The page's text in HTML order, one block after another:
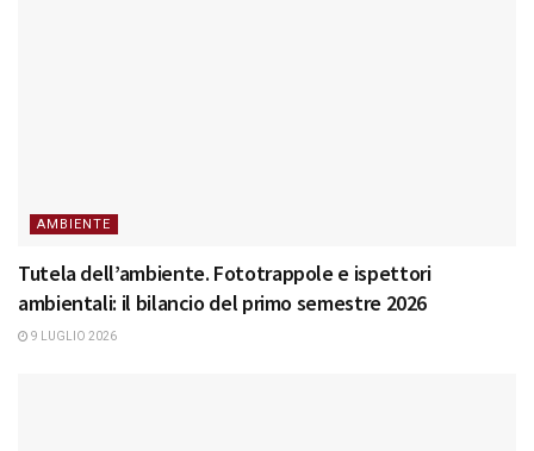
AMBIENTE
Tutela dell’ambiente. Fototrappole e ispettori
ambientali: il bilancio del primo semestre 2026
9 LUGLIO 2026